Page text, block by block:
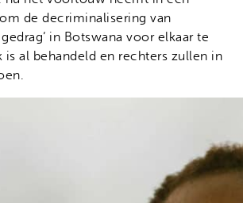
de decriminalisering van
in Botswana voor elkaar te
is al behandeld en rechters zullen in